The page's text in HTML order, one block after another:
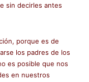
sin decirles antes
porque es de
los padres de los
es posible que nos
en nuestros